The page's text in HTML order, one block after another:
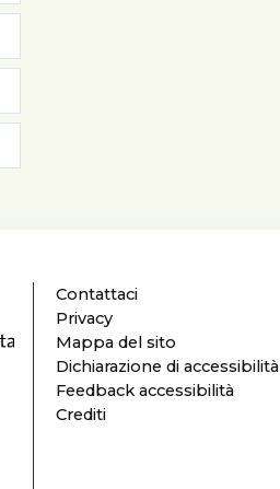
Contattaci
Privacy
Mappa del sito
Dichiarazione di accessibilità
Feedback accessibilità
Crediti